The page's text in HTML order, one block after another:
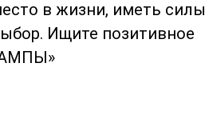
в жизни, иметь силы
Ищите позитивное